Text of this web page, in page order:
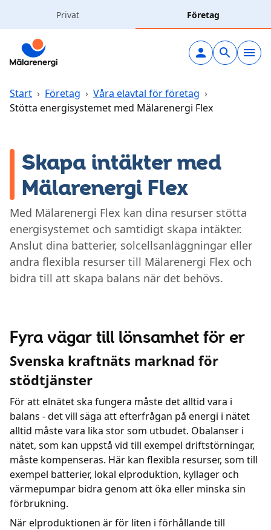
Privat Företag
Elavtal
Elnät
Solceller
Värme & kyla
Vatten & avlopp
Kundcenter
Start › Företag › Våra elavtal för företag ›
Stötta energisystemet med Mälarenergi Flex
Skapa intäkter med
Mälarenergi Flex
Med Mälarenergi Flex kan dina resurser stötta
energisystemet och samtidigt skapa intäkter.
Anslut dina batterier, solcellsanläggningar eller
andra flexibla resurser till Mälarenergi Flex och
bidra till att skapa balans när det behövs.
Fyra vägar till lönsamhet för er
Svenska kraftnäts marknad för
stödtjänster
För att elnätet ska fungera måste det alltid vara i
balans - det vill säga att efterfrågan på energi i nätet
alltid måste vara lika stor som utbudet. Obalanser i
nätet, som kan uppstå vid till exempel driftstörningar,
måste kompenseras. Här kan flexibla resurser, som till
exempel batterier, lokal elproduktion, kyllager och
värmepumpar bidra genom att öka eller minska sin
förbrukning.
När elproduktionen är för liten i förhållande till